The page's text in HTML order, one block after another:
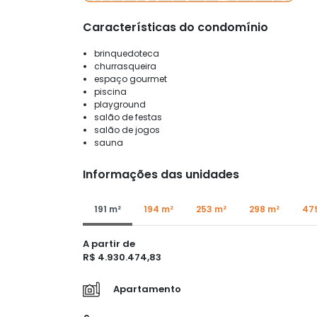
Características do condomínio
brinquedoteca
churrasqueira
espaço gourmet
piscina
playground
salão de festas
salão de jogos
sauna
Informações das unidades
191 m² 194 m² 253 m² 298 m²
A partir de
R$ 4.930.474,83
Apartamento